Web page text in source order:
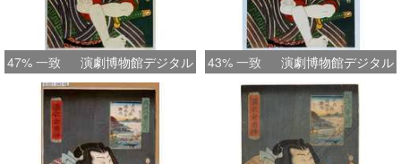
47% 一致 演劇博物館デジタル 43% 一致 演劇博物館デジタル